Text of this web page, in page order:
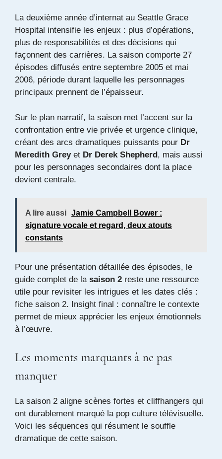
La deuxième année d’internat au Seattle Grace
Hospital intensifie les enjeux : plus d’opérations,
plus de responsabilités et des décisions qui
façonnent des carrières. La saison comporte 27
épisodes diffusés entre septembre 2005 et mai
2006, période durant laquelle les personnages
principaux prennent de l’épaisseur.
Sur le plan narratif, la saison met l’accent sur la
confrontation entre vie privée et urgence clinique,
créant des arcs dramatiques puissants pour Dr
Meredith Greyet Dr Derek Shepherd, mais aussi
pour les personnages secondaires dont la place
devient centrale.
A lire aussi Jamie Campbell Bower :
signature vocale et regard, deux atouts
constants
Pour une présentation détaillée des épisodes, le
guide complet de la saison 2 reste une ressource
utile pour revisiter les intrigues et les dates clés :
fiche saison 2. Insight final : connaître le contexte
permet de mieux apprécier les enjeux émotionnels
à l’œuvre.
Les moments marquants à ne pas
manquer
La saison 2 aligne scènes fortes et cliffhangers qui
ont durablement marqué la pop culture télévisuelle.
Voici les séquences qui résument le souffle
dramatique de cette saison.